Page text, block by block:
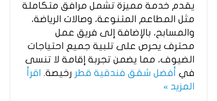
يقدم خدمة مميزة تشمل مرافق متكاملة
مثل المطاعم المتنوعة، وصالات الرياضة،
والمسابح، بالإضافة إلى فريق عمل
محترف يحرص على تلبية جميع احتياجات
الضيوف، مما يضمن تجربة إقامة لا تنسى
في أفضل شقق فندقية قطر رخيصة. اقرأ
المزيد »